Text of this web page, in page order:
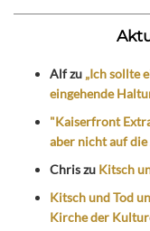
Alfzu „Ich sollte
eingehende
"Kaiserfront
aber nicht auf
Chriszu Kitsch
Kitsch und Tod
Kirche der